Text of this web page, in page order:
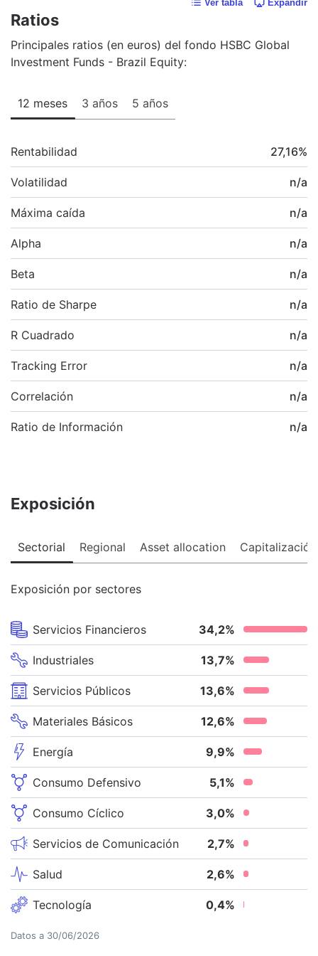
Ver tabla Expandir
Ratios
Principales ratios (en euros) del fondo HSBC Global
Investment Funds - Brazil Equity:
12 meses 3 años 5 años
Rentabilidad 27,16%
Volatilidad n/a
Máxima caída n/a
Alpha n/a
Beta n/a
Ratio de Sharpe n/a
R Cuadrado n/a
Tracking Error n/a
Correlación n/a
Ratio de Información n/a
Exposición
Sectorial Regional Asset allocation Capitalización
Exposición por sectores
Servicios Financieros 34,2%
Industriales 13,7%
Servicios Públicos 13,6%
Materiales Básicos 12,6%
Energía 9,9%
Consumo Defensivo 5,1%
Consumo Cíclico 3,0%
Servicios de Comunicación 2,7%
Salud 2,6%
Tecnología 0,4%
Datos a 30/06/2026